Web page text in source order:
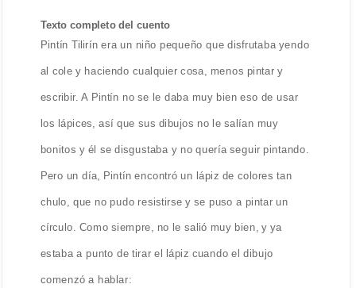
Texto completo del cuento
Pintín Tilirín era un niño pequeño que disfrutaba yendo
al cole y haciendo cualquier cosa, menos pintar y
escribir. A Pintín no se le daba muy bien eso de usar
los lápices, así que sus dibujos no le salían muy
bonitos y él se disgustaba y no quería seguir pintando.
Pero un día, Pintín encontró un lápiz de colores tan
chulo, que no pudo resistirse y se puso a pintar un
círculo. Como siempre, no le salió muy bien, y ya
estaba a punto de tirar el lápiz cuando el dibujo
comenzó a hablar: